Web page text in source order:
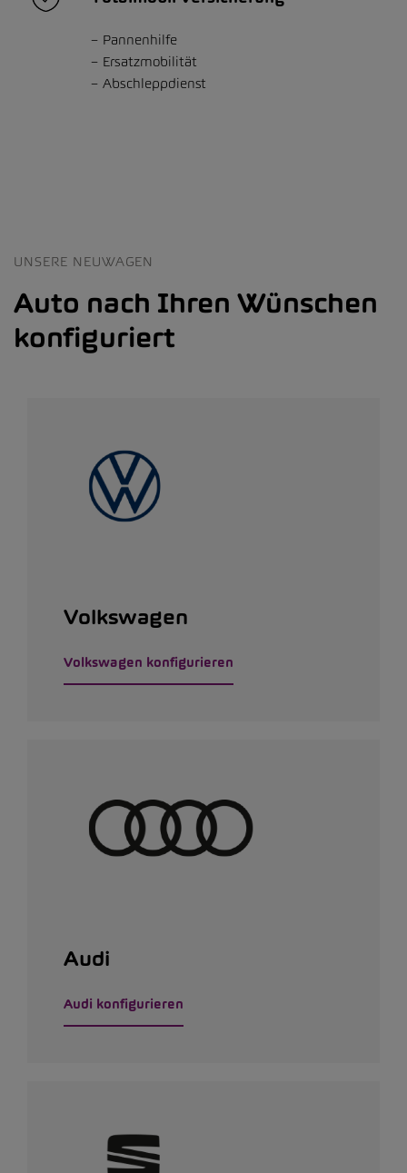
Pannenhilfe
Ersatzmobilität
Abschleppdienst
UNSERE NEUWAGEN
Auto nach Ihren Wünschen
konfiguriert
Volkswagen
Volkswagen konfigurieren
Audi
Audi konfigurieren